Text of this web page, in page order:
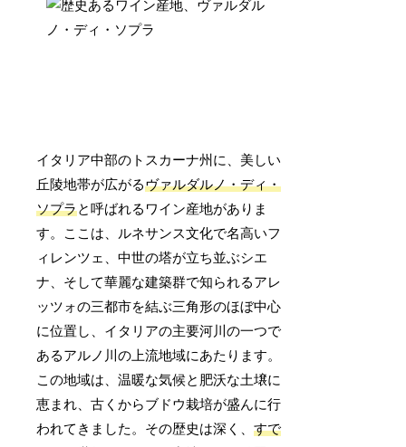
イタリア中部のトスカーナ州に、美しい
丘陵地帯が広がるヴァルダルノ・ディ・
ソプラと呼ばれるワイン産地がありま
す。ここは、ルネサンス文化で名高いフ
ィレンツェ、中世の塔が立ち並ぶシエ
ナ、そして華麗な建築群で知られるアレ
ッツォの三都市を結ぶ三角形のほぼ中心
に位置し、イタリアの主要河川の一つで
あるアルノ川の上流地域にあたります。
この地域は、温暖な気候と肥沃な土壌に
恵まれ、古くからブドウ栽培が盛んに行
われてきました。その歴史は深く、すで